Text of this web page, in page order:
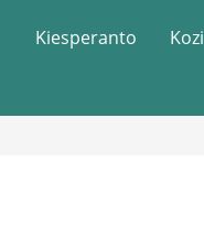
Kiesperanto Kozi